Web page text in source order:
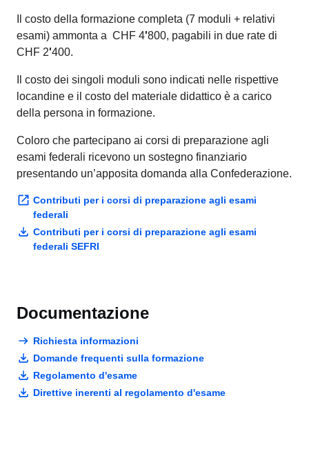
Il costo della formazione completa (7 moduli + relativi
esami) ammonta a CHF 4'800, pagabili in due rate di
CHF 2'400.
Il costo dei singoli moduli sono indicati nelle rispettive
locandine e il costo del materiale didattico è a carico
della persona in formazione.
Coloro che partecipano ai corsi di preparazione agli
esami federali ricevono un sostegno finanziario
presentando un’apposita domanda alla Confederazione.
Contributi per i corsi di preparazione agli esami
federali
Contributi per i corsi di preparazione agli esami
federali SEFRI
Documentazione
Richiesta informazioni
Domande frequenti sulla formazione
Regolamento d'esame
Direttive inerenti al regolamento d'esame